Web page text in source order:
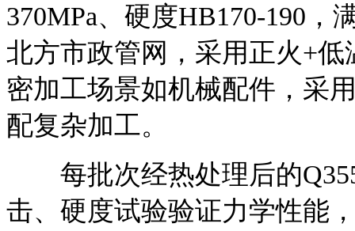
370MPa、硬度HB170-190
北方市政管网，采用正火+
密加工场景如机械配件，采
配复杂加工。
每批次经热处理后的
击、硬度试验验证力学性能